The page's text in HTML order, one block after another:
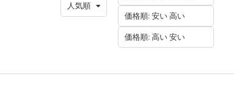
人気順
価格順: 安い 高い
価格順: 高い 安い